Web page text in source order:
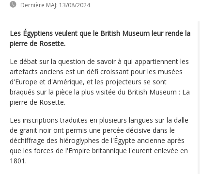
Dernière MAJ: 13/08/2024
Les Égyptiens veulent que le British Museum leur rende la
pierre de Rosette.
Le débat sur la question de savoir à qui appartiennent les
artefacts anciens est un défi croissant pour les musées
d'Europe et d'Amérique, et les projecteurs se sont
braqués sur la pièce la plus visitée du British Museum : La
pierre de Rosette.
Les inscriptions traduites en plusieurs langues sur la dalle
de granit noir ont permis une percée décisive dans le
déchiffrage des hiéroglyphes de l'Égypte ancienne après
que les forces de l'Empire britannique l'eurent enlevée en
1801.